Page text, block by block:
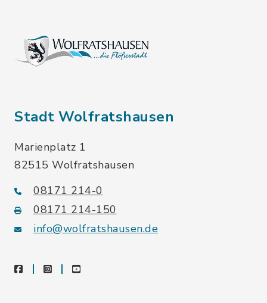
Stadt Wolfratshausen
Marienplatz 1
82515 Wolfratshausen
08171 214-0
08171 214-150
info@wolfratshausen.de
facebookinstagramyoutube